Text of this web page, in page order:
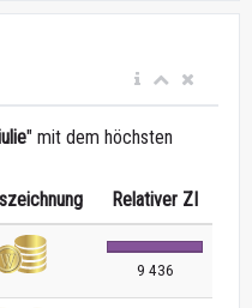
" mit dem höchsten
Relativer ZI
9 436